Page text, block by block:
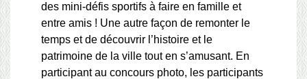
des mini-défis sportifs à faire en famille et
entre amis ! Une autre façon de remonter le
temps et de découvrir l’histoire et le
patrimoine de la ville tout en s’amusant. En
participant au concours photo, les participants